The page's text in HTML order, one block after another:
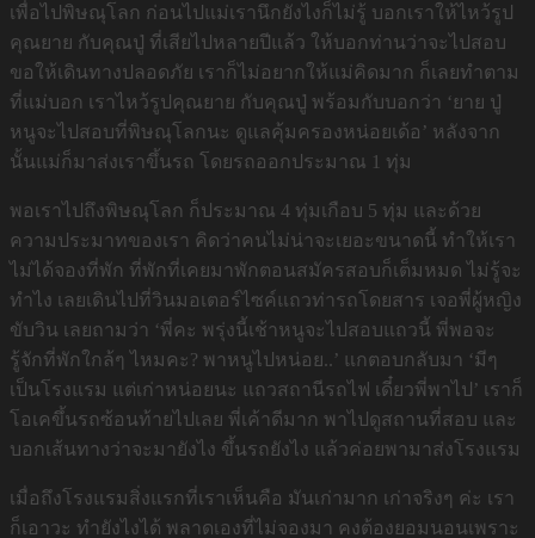
เพื่อไปพิษณุโลก ก่อนไปแม่เรานึกยังไงก็ไม่รู้ บอกเราให้ไหว้รูป
คุณยาย กับคุณปู่ ที่เสียไปหลายปีแล้ว ให้บอกท่านว่าจะไปสอบ
ขอให้เดินทางปลอดภัย เราก็ไม่อยากให้แม่คิดมาก ก็เลยทำตาม
ที่แม่บอก เราไหว้รูปคุณยาย กับคุณปู่ พร้อมกับบอกว่า ‘ยาย ปู่
หนูจะไปสอบที่พิษณุโลกนะ ดูแลคุ้มครองหน่อยเด้อ’ หลังจาก
นั้นแม่ก็มาส่งเราขึ้นรถ โดยรถออกประมาณ 1 ทุ่ม
พอเราไปถึงพิษณุโลก ก็ประมาณ 4 ทุ่มเกือบ 5 ทุ่ม และด้วย
ความประมาทของเรา คิดว่าคนไม่น่าจะเยอะขนาดนี้ ทำให้เรา
ไม่ได้จองที่พัก ที่พักที่เคยมาพักตอนสมัครสอบก็เต็มหมด ไม่รู้จะ
ทำไง เลยเดินไปที่วินมอเตอร์ไซค์แถวท่ารถโดยสาร เจอพี่ผู้หญิง
ขับวิน เลยถามว่า ‘พี่คะ พรุ่งนี้เช้าหนูจะไปสอบแถวนี้ พี่พอจะ
รู้จักที่พักใกล้ๆ ไหมคะ? พาหนูไปหน่อย..’ แกตอบกลับมา ‘มีๆ
เป็นโรงแรม แต่เก่าหน่อยนะ แถวสถานีรถไฟ เดี๋ยวพี่พาไป’ เราก็
โอเคขึ้นรถซ้อนท้ายไปเลย พี่เค้าดีมาก พาไปดูสถานที่สอบ และ
บอกเส้นทางว่าจะมายังไง ขึ้นรถยังไง แล้วค่อยพามาส่งโรงแรม
เมื่อถึงโรงแรมสิ่งแรกที่เราเห็นคือ มันเก่ามาก เก่าจริงๆ ค่ะ เรา
ก็เอาวะ ทำยังไงได้ พลาดเองที่ไม่จองมา คงต้องยอมนอนเพราะ